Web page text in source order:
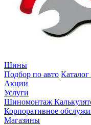
Шины
Подбор по авто
Акции
Услуги
Шиномонтаж
Корпоративное
Магазины